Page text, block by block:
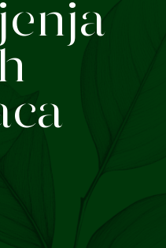
osjetila
je sjajnija, a